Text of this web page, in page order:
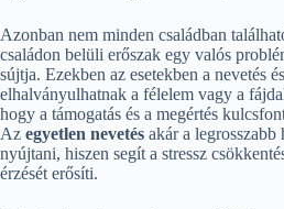
Azonban nem minden családban
családon belüli erőszak egy valós
sújtja. Ezekben az esetekben a nevetés
elhalványulhatnak a félelem vagy a
hogy a támogatás és a megértés
Az egyetlen nevetés akár a
nyújtani, hiszen segít a stressz
érzését erősíti.